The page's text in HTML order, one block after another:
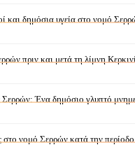
και δημόσια υγεία στο νομό
πριν και μετά τη λίμνη
Ένα δημόσιο γλυπτό
νομό Σερρών κατά την